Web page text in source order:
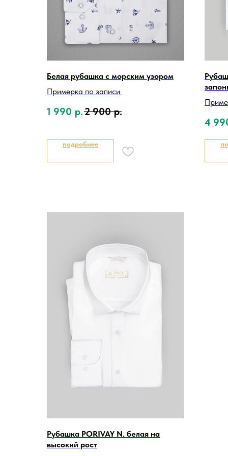
Белая рубашка с морским узором
Примерка по записи
1 990 р.2 900 р.
подробнее
4
Рубашка PORIVAY N. белая на
высокий рост